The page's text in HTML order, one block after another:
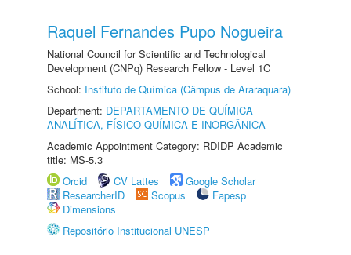
Raquel Fernandes Pupo Nogueira
National Council for Scientific and Technological
Development (CNPq) Research Fellow - Level 1C
School: Instituto de Química (Câmpus de Araraquara)
Department: DEPARTAMENTO DE QUÍMICA
ANALÍTICA, FÍSICO-QUÍMICA E INORGÂNICA
Academic Appointment Category: RDIDP Academic
title: MS-5.3
Orcid
CV Lattes
Google Scholar
ResearcherID
Scopus
Fapesp
Dimensions
Repositório Institucional UNESP